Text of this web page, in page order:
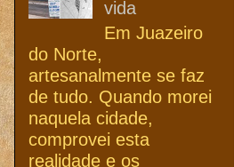
vida
Em Juazeiro
do Norte,
artesanalmente se faz
de tudo. Quando morei
naquela cidade,
comprovei esta
realidade e os